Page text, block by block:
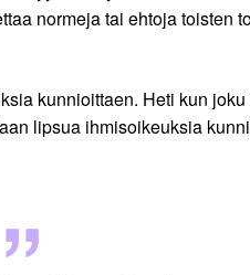
normeja tai ehtoja toisten
kunnioittaen. Heti kun
lipsua ihmisoikeuksia